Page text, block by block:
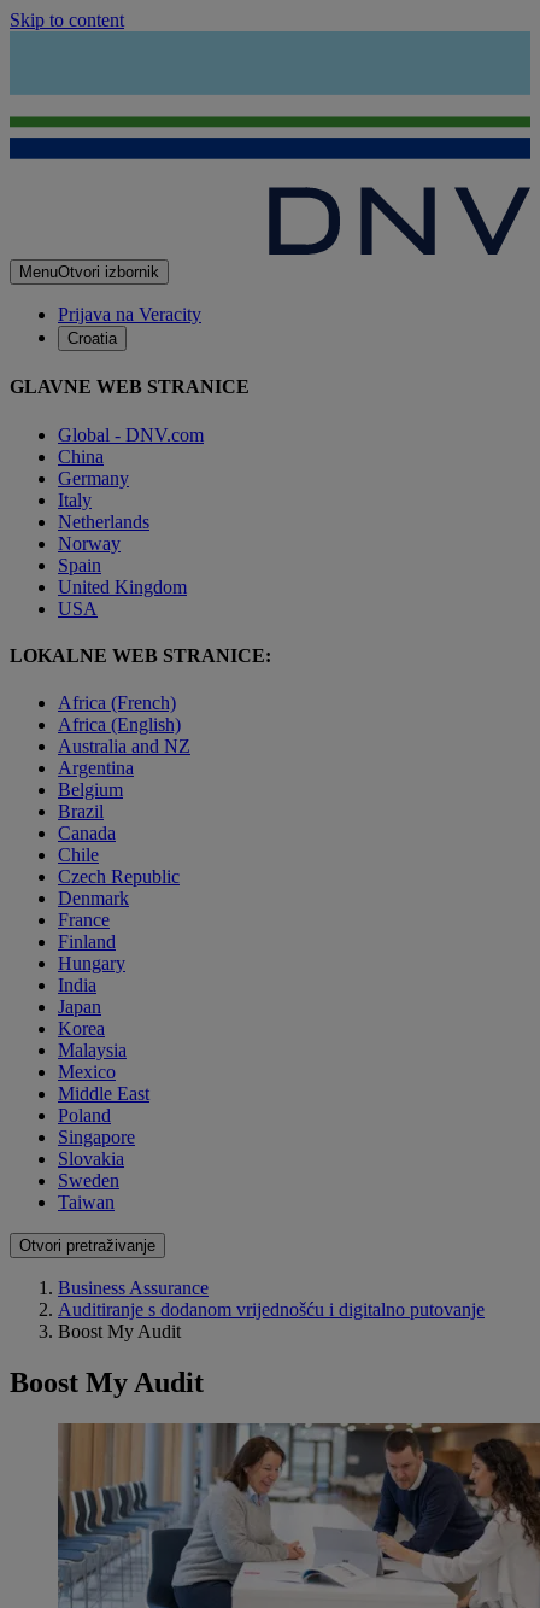
Skip to content
MenuOtvori izbornik
Prijava na Veracity
Croatia
GLAVNE WEB STRANICE
Global - DNV.com
China
Germany
Italy
Netherlands
Norway
Spain
United Kingdom
USA
LOKALNE WEB STRANICE:
Africa (French)
Africa (English)
Australia and NZ
Argentina
Belgium
Brazil
Canada
Chile
Czech Republic
Denmark
France
Finland
Hungary
India
Japan
Korea
Malaysia
Mexico
Middle East
Poland
Singapore
Slovakia
Sweden
Taiwan
Otvori pretraživanje
Business Assurance
Auditiranje s dodanom vrijednošću i digitalno putovanje
Boost My Audit
Boost My Audit